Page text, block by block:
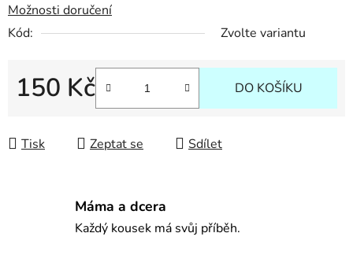
Možnosti doručení
Kód:
Zvolte variantu
150 Kč DO KOŠÍKU
Tisk Zeptat se Sdílet
Máma a dcera
Každý kousek má svůj příběh.